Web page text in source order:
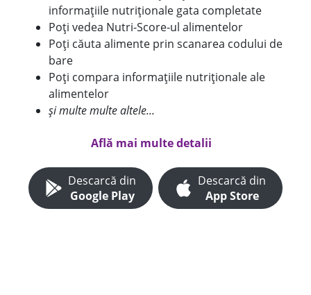
informațiile nutriționale gata completate
Poți vedea Nutri-Score-ul alimentelor
Poți căuta alimente prin scanarea codului de
bare
Poți compara informațiile nutriționale ale
alimentelor
și multe multe altele...
Află mai multe detalii
Descarcă din
Google Play
Descarcă din
App Store